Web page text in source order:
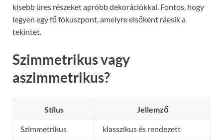
kisebb üres részeket apróbb dekorációkkal. Fontos, hogy
legyen egy fő fókuszpont, amelyre elsőként ráesik a
tekintet.
Szimmetrikus vagy
aszimmetrikus?
Stílus Jellemző
Szimmetrikus
klasszikus és rendezett